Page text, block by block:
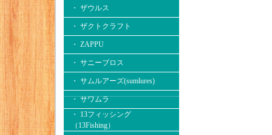
・ ザウルス
・ ザクトクラフト
・ ZAPPU
・ サニーブロス
・ サムルアーズ(sumlures)
・ サワムラ
・ 13フィッシング
（13Fishing）